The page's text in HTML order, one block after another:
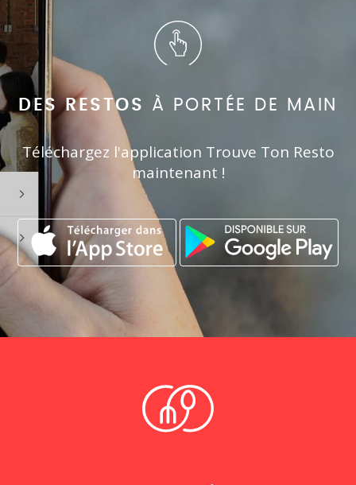
DES RESTOS À PORTÉE DE MAIN
Téléchargez l'application Trouve Ton Resto
maintenant !